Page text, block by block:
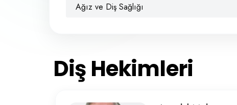
Ağız ve Diş Sağlığı
Diş Hekimleri